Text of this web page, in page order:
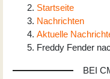
Startseite
Nachrichten
Aktuelle
Freddy Fender
BEI